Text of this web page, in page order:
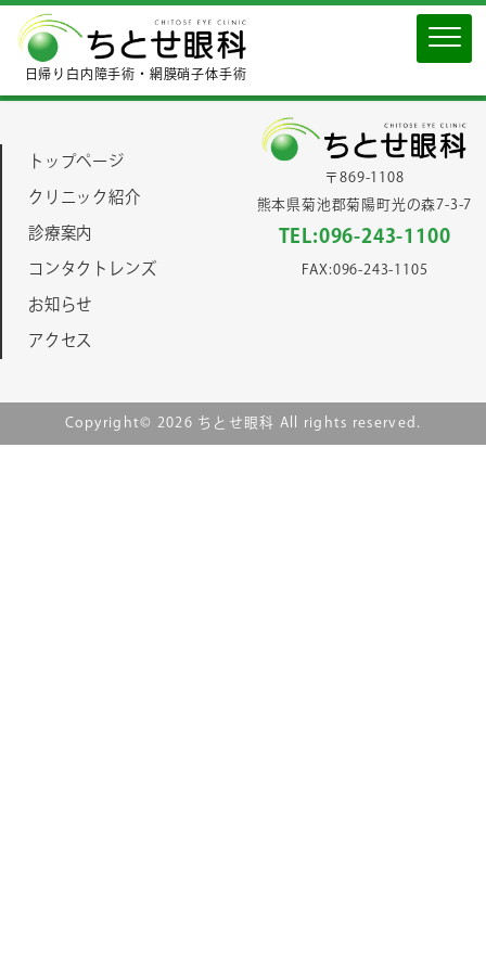
日帰り白内障手術・網膜硝子体手術
トップページ
クリニック紹介
診療案内
コンタクトレンズ
お知らせ
アクセス
〒869-1108
熊本県菊池郡菊陽町光の森7-3-7
TEL:096-243-1100
FAX:096-243-1105
Copyright© 2026 ちとせ眼科 All rights reserved.